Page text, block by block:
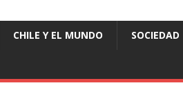
CHILE Y EL MUNDO SOCIEDAD